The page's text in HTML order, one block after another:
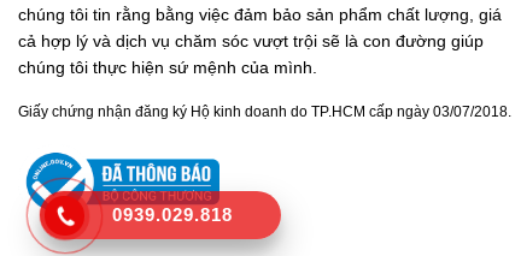
chúng tôi tin rằng bằng việc đảm bảo sản phẩm chất lượng, giá
cả hợp lý và dịch vụ chăm sóc vượt trội sẽ là con đường giúp
chúng tôi thực hiện sứ mệnh của mình.
Giấy chứng nhận đăng ký Hộ kinh doanh do TP.HCM cấp ngày 03/07/2018.
0939.029.818